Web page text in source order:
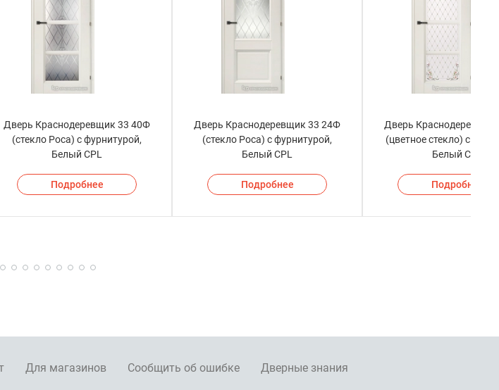
Дверь Краснодеревщик 33 40Ф
(стекло Роса) с фурнитурой,
Белый CPL
Подробнее
Дверь Краснодеревщик 33 24Ф
(стекло Роса) с фурнитурой,
Белый CPL
Подробнее
Дверь Краснодеревщик
(цветное стекло) с
Белый CPL
Подробнее
Для магазинов Сообщить об ошибке Дверные знания